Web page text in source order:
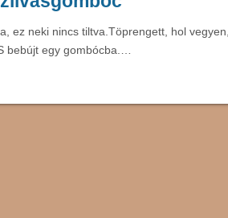
ez neki nincs tiltva.Töprengett, hol
bebújt egy gombócba.…